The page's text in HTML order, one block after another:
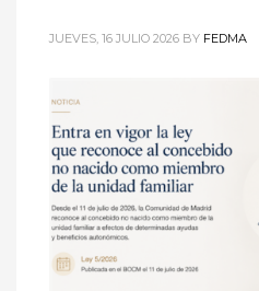
JUEVES, 16 JULIO 2026 BY FEDMA